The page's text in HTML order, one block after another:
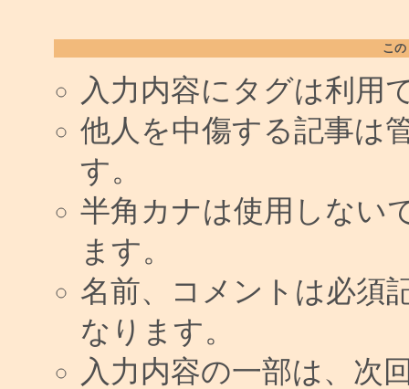
こ
入力内容にタグは利用
他人を中傷する記事は
す。
半角カナは使用しない
ます。
名前、コメントは必須
なります。
入力内容の一部は、次